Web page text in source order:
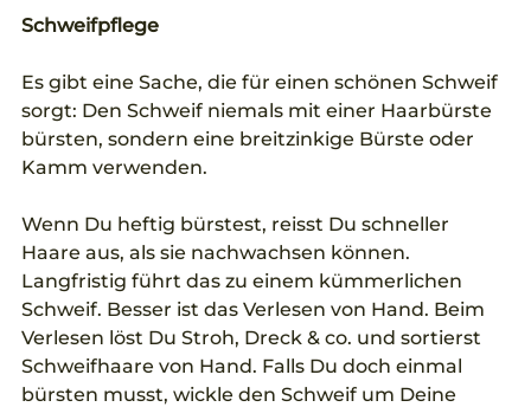
Schweifpflege
Es gibt eine Sache, die für einen schönen Schweif
sorgt: Den Schweif niemals mit einer Haarbürste
bürsten, sondern eine breitzinkige Bürste oder
Kamm verwenden.
Wenn Du heftig bürstest, reisst Du schneller
Haare aus, als sie nachwachsen können.
Langfristig führt das zu einem kümmerlichen
Schweif. Besser ist das Verlesen von Hand. Beim
Verlesen löst Du Stroh, Dreck & co. und sortierst
Schweifhaare von Hand. Falls Du doch einmal
bürsten musst, wickle den Schweif um Deine